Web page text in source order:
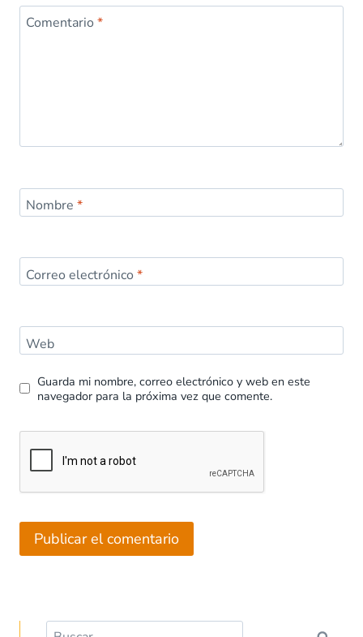
Comentario *
Nombre *
Correo electrónico *
Web
Guarda mi nombre, correo electrónico y web en este
navegador para la próxima vez que comente.